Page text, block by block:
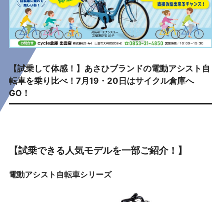
【試乗して体感！】あさひブランドの電動アシスト自
転車を乗り比べ！7月19・20日はサイクル倉庫へ
GO！
【試乗できる人気モデルを一部ご紹介！】
電動アシスト自転車シリーズ